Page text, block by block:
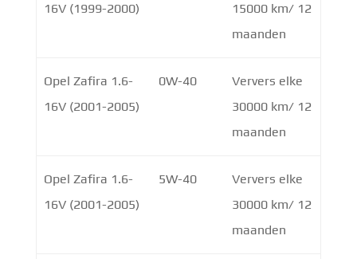
16V (1999-2000)
15000 km/ 12
maanden
Opel Zafira 1.6-
16V (2001-2005)
0W-40
Ververs elke
30000 km/ 12
maanden
Opel Zafira 1.6-
16V (2001-2005)
5W-40
Ververs elke
30000 km/ 12
maanden